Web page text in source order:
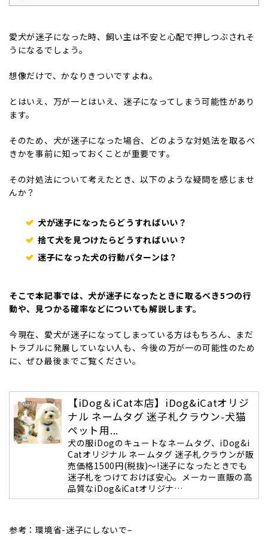
愛犬が迷子になった時、飼い主は不安と心配で押しつぶされそ
うになるでしょう。
想像だけで、かなりきついですよね。
とはいえ、万が一とはいえ、迷子になってしまう可能性があり
ます。
そのため、犬が迷子になった場合、どのような対処法を取るべ
きかを事前に知っておくことが重要です。
その対処法について考えたとき、以下のような疑問を感じませ
んか？
犬が迷子になったらどうすればいい？
捨て犬を見つけたらどうすればいい？
迷子になった犬の行動パターンは？
そこで本記事では、犬が迷子になったときに取るべき5つの行
動や、見つかる確率などについても解説します。
今現在、愛犬が迷子になってしまっている方はもちろん、まだ
トラブルに発展していない人も、今後の万が一の可能性のため
に、ぜひ最後までご覧ください。
【iDog＆iCat本店】iDog&iCatオリジ
ナル ネームタグ 迷子札クラウン-犬猫
ペット用...
犬の服iDogのキュートなネームタグ、iDog&i
Catオリジナル ネームタグ 迷子札クラウンが販
売価格1500円(税抜)～!迷子になったときでも
迷子札をつけておけば安心。メーカー直販の高
品質なiDog&iCatオリジナ…
参考：環境省-迷子にしないで–